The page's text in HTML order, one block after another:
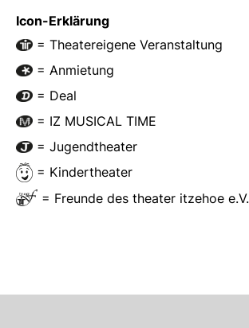
Icon-Erklärung
= Theatereigene Veranstaltung
= Anmietung
= Deal
= IZ MUSICAL TIME
= Jugendtheater
= Kindertheater
= Freunde des theater itzehoe e.V.